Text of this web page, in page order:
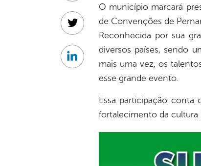
O município marcará
de Convenções de
Reconhecida por sua
diversos países, sendo
mais uma vez, os
esse grande evento.
Essa participação
fortalecimento da cultura
Twitter
Linkedin